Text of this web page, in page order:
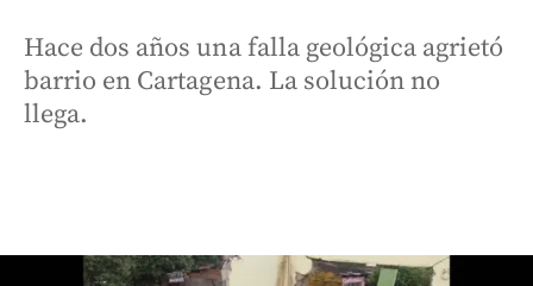
Hace dos años una falla geológica agrietó
barrio en Cartagena. La solución no
llega.